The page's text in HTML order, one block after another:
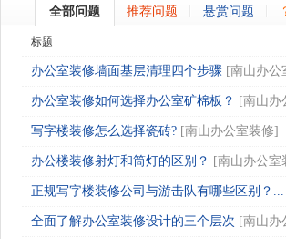
全部问题 推荐问题 悬赏问题
标题
办公室装修墙面基层清理四个步骤 [南山办公
办公室装修如何选择办公室矿棉板？ [南山办
写字楼装修怎么选择瓷砖? [南山办公室装修]
办公楼装修射灯和筒灯的区别？ [南山办公室
正规写字楼装修公司与游击队有哪些区别？...
全面了解办公室装修设计的三个层次 [南山办